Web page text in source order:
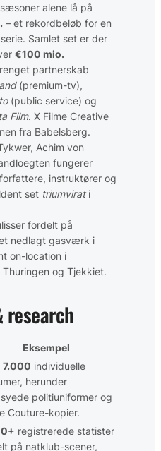
alene lå på
– et rekordbeløb for en
Samlet set er der
€100 mio.
partnerskab
(premium-tv),
(public service) og
Film. X Filme Creative
fra Babelsberg.
Achim von
fungerer
instruktører og
set triumvirati
fordelt på
nedlagt gasværk i
on-location i
og Tjekkiet.
research
Eksempel
7.000 individuelle
herunder
politiuniformer og
Couture-kopier.
registrerede statister
på natklub-scener,